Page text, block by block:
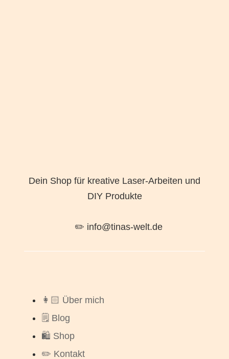
Dein Shop für kreative Laser-Arbeiten und
DIY Produkte
✏️ info@tinas-welt.de
👩🏻 Über mich
🗒️ Blog
🛍️ Shop
✏️ Kontakt